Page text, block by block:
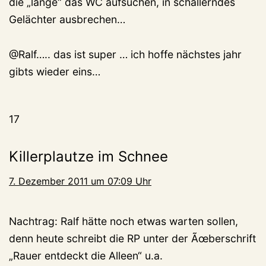
Gelächter ausbrechen…
@Ralf….. das ist super … ich hoffe nächstes jahr
gibts wieder eins…
17
Killerplautze im Schnee
7. Dezember 2011 um 07:09 Uhr
Nachtrag: Ralf hätte noch etwas warten sollen,
denn heute schreibt die RP unter der Ãœberschrift
„Rauer entdeckt die Alleen“ u.a.